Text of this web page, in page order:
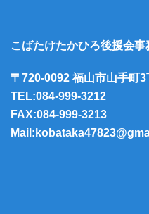
こばたけたかひろ後援会事
〒720-0092 福山市山手町3
TEL:084-999-3212
FAX:084-999-3213